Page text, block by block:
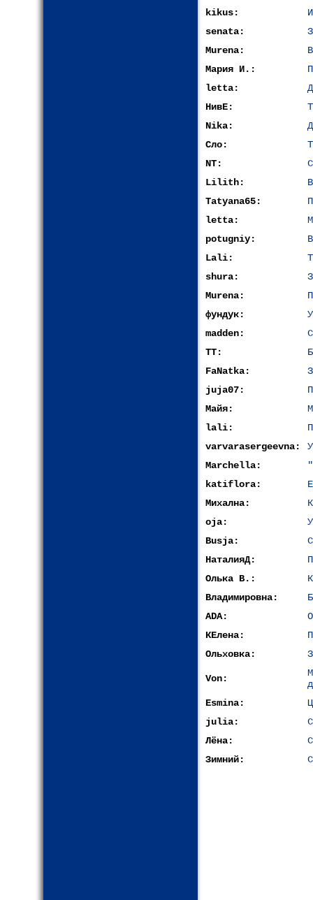
kikus:
senata:
Murena:
Мария И.:
letta:
НивЕ:
Nika:
Сло:
NT:
Lilith:
Tatyana65:
letta:
potugniy:
Lali:
shura:
Murena:
фундук:
madden:
ТТ:
FaNatka:
juja07:
Майя:
lali:
varvarasergeevna:
Marchella:
katiflora:
Михална:
oja:
Busja:
НаталияД:
Олька В.:
Владимировна:
ADA:
КЕлена:
Ольховка:
Von:
Esmina:
julia:
Лёна:
Зимний: